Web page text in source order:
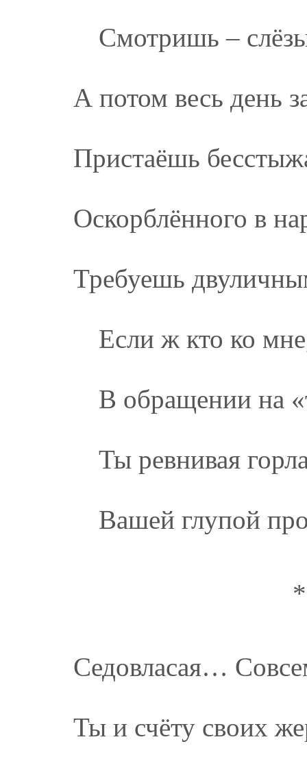
Смотришь –
А потом весь день
Пристаёшь
Оскорблённого в
Требуешь
Если ж кто ко
В обращении на
Ты ревнивая
Вашей глупой
Седовласая…
Ты и счёту своих